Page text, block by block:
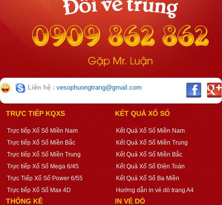
Liên hệ : vesophuongtrang@gmail.com
TRỰC TIẾP KQXS
Trực tiếp Xổ Số Miền Nam
Trực tiếp Xổ Số Miền Bắc
Trực tiếp Xổ Số Miền Trung
Trực tiếp Xổ Số Mega 6/45
Trực Tiếp Xổ Số Power 6/55
Trực tiếp Xổ Số Max 4D
KẾT QUẢ XỔ SỐ
Kết Quả Xổ Số Miền Nam
Kết Quả Xổ Số Miền Trung
Kết Quả Xổ Số Miền Bắc
Kết Quả Xổ Số Điện Toán
Kết Quả Xổ Số Ba Miền
Hướng dẫn in vé dò trang A4
THỐNG KÊ IN VÉ DÒ